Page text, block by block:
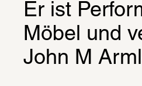
Er ist
Möbel und
John M